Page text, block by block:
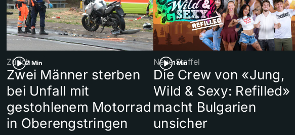
2 Min
Zürich
Zwei Männer sterben
bei Unfall mit
gestohlenem Motorrad
in Oberengstringen
1 Min
Neue Staffel
Die Crew von «Jung,
Wild & Sexy: Refilled»
macht Bulgarien
unsicher